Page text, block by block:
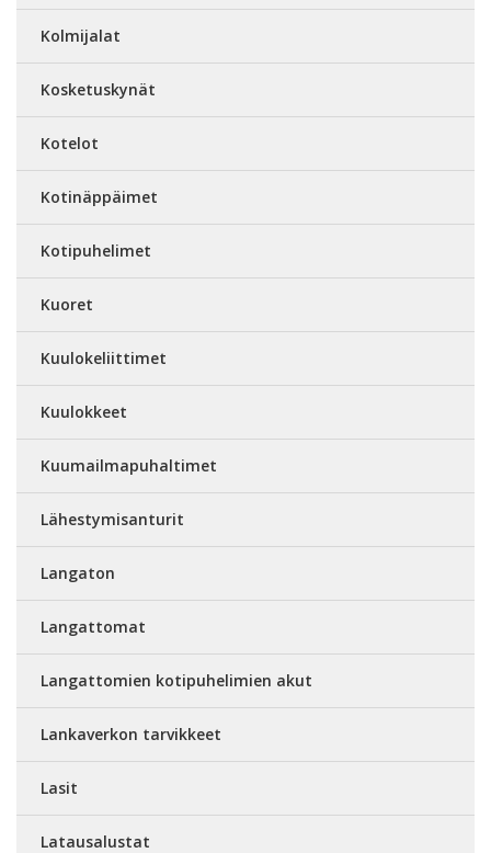
Kolmijalat
Kosketuskynät
Kotelot
Kotinäppäimet
Kotipuhelimet
Kuoret
Kuulokeliittimet
Kuulokkeet
Kuumailmapuhaltimet
Lähestymisanturit
Langaton
Langattomat
Langattomien kotipuhelimien akut
Lankaverkon tarvikkeet
Lasit
Latausalustat